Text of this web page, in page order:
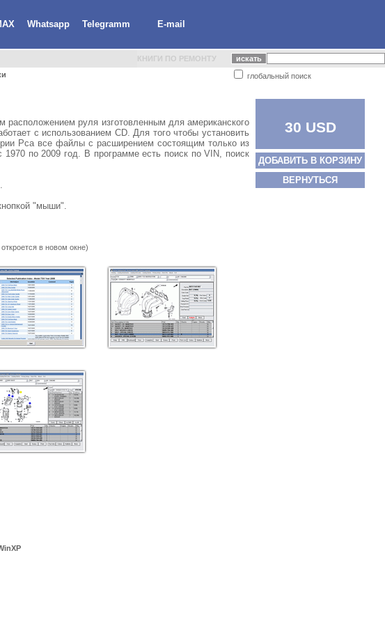
Whatsapp Telegramm E-mail
КНИГИ ПО РЕМОНТУ
глобальный поиск
руля изготовленным для американского
с использованием CD. Для того чтобы установить
Pca все файлы с расширением состоящим только из
по 2009 год. В программе есть поиск по VIN, поиск
"мыши".
30 USD
ДОБАВИТЬ В КОРЗИНУ
ВЕРНУТЬСЯ
в новом окне)